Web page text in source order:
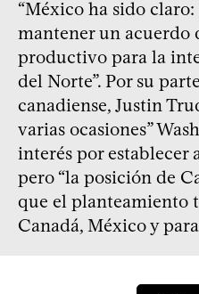
“México ha sido
mantener un acuerdo
productivo para la
del Norte”. Por su
canadiense, Justin
varias ocasiones”
interés por establecer
pero “la posición de
que el planteamiento
Canadá, México y